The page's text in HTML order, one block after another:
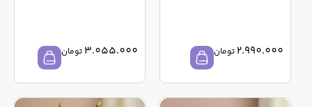
2.990.000 تومان 3.055.000 تومان